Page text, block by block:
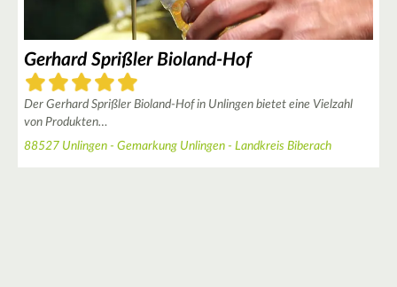
Gerhard Sprißler Bioland-Hof
Der Gerhard Sprißler Bioland-Hof in Unlingen bietet eine Vielzahl
von Produkten…
88527 Unlingen - Gemarkung Unlingen - Landkreis Biberach